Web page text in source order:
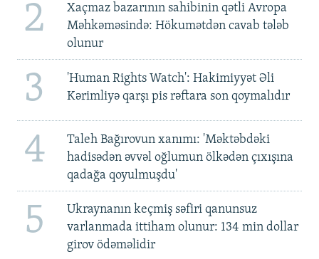
2
Xaçmaz bazarının sahibinin qətli Avropa
Məhkəməsində: Hökumətdən cavab tələb
olunur
3
'Human Rights Watch': Hakimiyyət Əli
Kərimliyə qarşı pis rəftara son qoymalıdır
4
Taleh Bağırovun xanımı: 'Məktəbdəki
hadisədən əvvəl oğlumun ölkədən çıxışına
qadağa qoyulmuşdu'
5
Ukraynanın keçmiş səfiri qanunsuz
varlanmada ittiham olunur: 134 min dollar
girov ödəməlidir